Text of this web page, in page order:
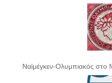
Ναϊμέγκεν-Ολυμπιακός στο